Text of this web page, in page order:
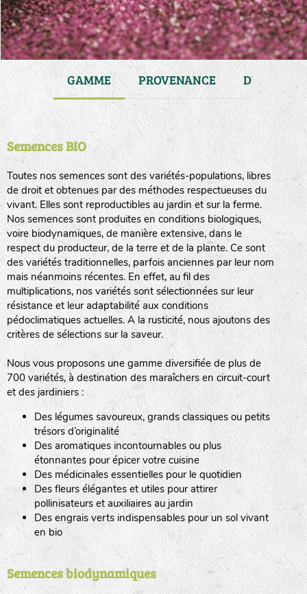
GAMME PROVENANCE DURÉE DE
Semences BIO
Toutes nos semences sont des variétés-populations, libres
de droit et obtenues par des méthodes respectueuses du
vivant. Elles sont reproductibles au jardin et sur la ferme.
Nos semences sont produites en conditions biologiques,
voire biodynamiques, de manière extensive, dans le
respect du producteur, de la terre et de la plante. Ce sont
des variétés traditionnelles, parfois anciennes par leur nom
mais néanmoins récentes. En effet, au fil des
multiplications, nos variétés sont sélectionnées sur leur
résistance et leur adaptabilité aux conditions
pédoclimatiques actuelles. A la rusticité, nous ajoutons des
critères de sélections sur la saveur.
Nous vous proposons une gamme diversifiée de plus de
700 variétés, à destination des maraîchers en circuit-court
et des jardiniers :
Des légumes savoureux, grands classiques ou petits
trésors d’originalité
Des aromatiques incontournables ou plus
étonnantes pour épicer votre cuisine
Des médicinales essentielles pour le quotidien
Des fleurs élégantes et utiles pour attirer
pollinisateurs et auxiliaires au jardin
Des engrais verts indispensables pour un sol vivant
en bio
Semences biodynamiques
haies
zone sauvage
tas de compost
fleurs
animaux domestiques
animaux sauvages